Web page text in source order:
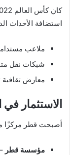
استضافة الأحداث
ملاعب
شبكات نقل
معارض
الاستثمار في
أصبحت قطر مركزًا
مؤسسة قطر